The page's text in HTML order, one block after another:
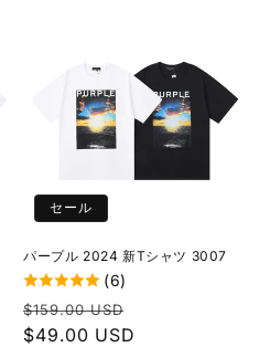
セール
パープル 2024 新Tシャツ 3007
(6)
通
常
$159.00 USD
$49.00 USD